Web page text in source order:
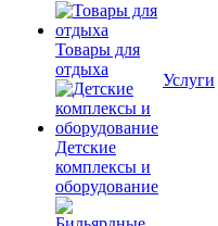
Товары для
отдыха
Детские
комплексы и
оборудование
Услуги